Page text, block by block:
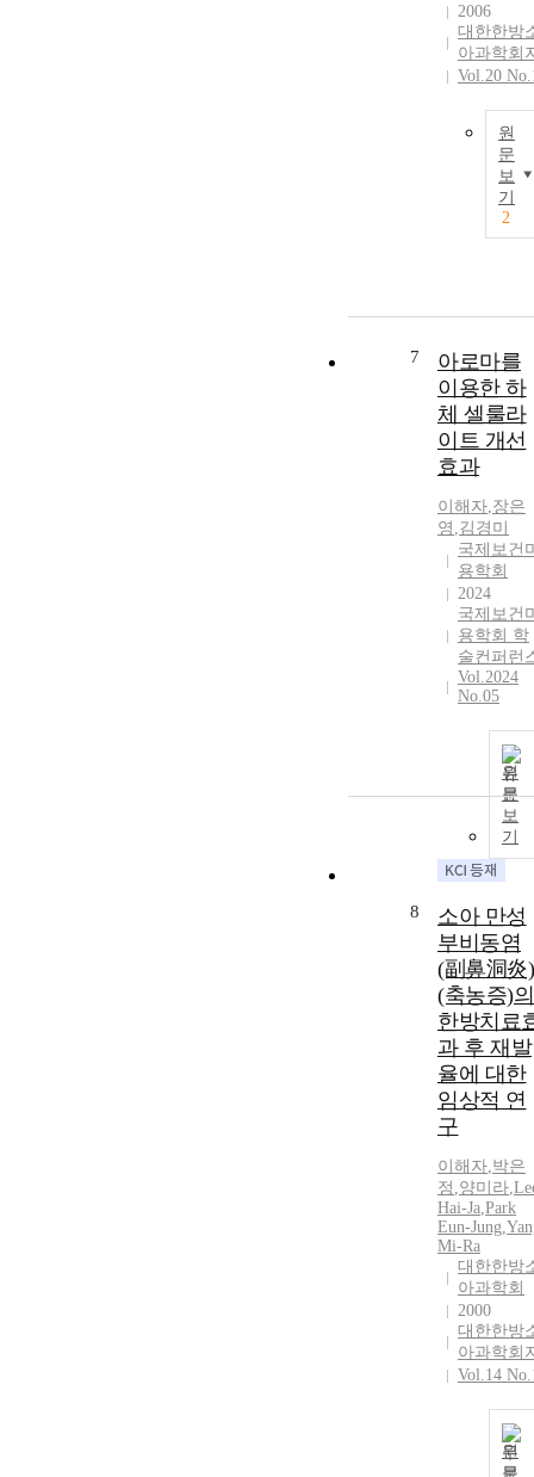
2006
대한한방
아과학회
Vol.20
원
문
보
기
2
7
아로마를
이용한 하
체 셀룰라
이트 개선
효과
이해자,장은
영 ,김경미
국제보건
용학회
2024
국제보건
용학회 학
술컨퍼런
Vol.2024
No.05
원
문
보
기
8
소아 만성
부비동염
(副鼻洞炎)
(축농증)의
한방치료
과 후 재발
율에 대한
임상적 연
구
이해자,박은
정 ,양미라,
Hai-Ja,Park
Eun-Jung,
Mi-Ra
대한한방
아과학회
2000
대한한방
아과학회
Vol.14
원
문